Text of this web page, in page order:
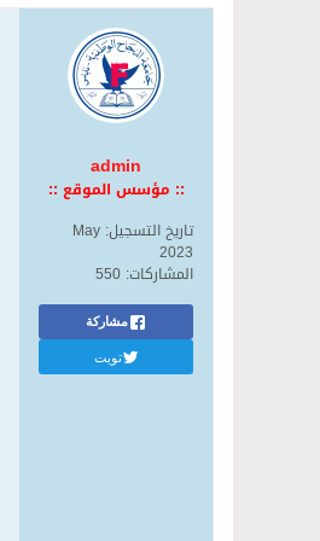
admin
:: مؤسس الموقع ::
تاريخ التسجيل: May
2023
المشاركات: 550
مشاركة
تويت